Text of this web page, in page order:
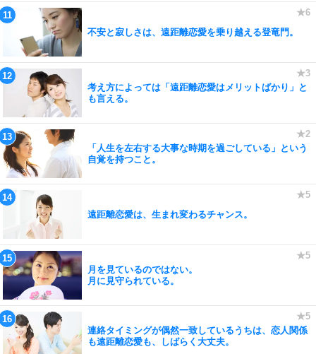
不安と寂しさは、遠距離恋愛を乗り越える登竜門。
考え方によっては「遠距離恋愛はメリットばかり」と
も言える。
「人生を左右する大事な時期を過ごしている」という
自覚を持つこと。
遠距離恋愛は、生まれ変わるチャンス。
月を見ているのではない。
月に見守られている。
連絡タイミングが偶然一致しているうちは、恋人関係
も遠距離恋愛も、しばらく大丈夫。